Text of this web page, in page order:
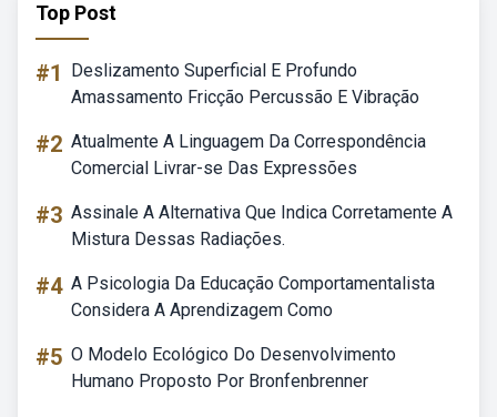
Top Post
#1
Deslizamento Superficial E Profundo
Amassamento Fricção Percussão E Vibração
#2 Atualmente A Linguagem Da Correspondência
Comercial Livrar-se Das Expressões
#3 Assinale A Alternativa Que Indica Corretamente A
Mistura Dessas Radiações.
#4 A Psicologia Da Educação Comportamentalista
Considera A Aprendizagem Como
#5 O Modelo Ecológico Do Desenvolvimento
Humano Proposto Por Bronfenbrenner